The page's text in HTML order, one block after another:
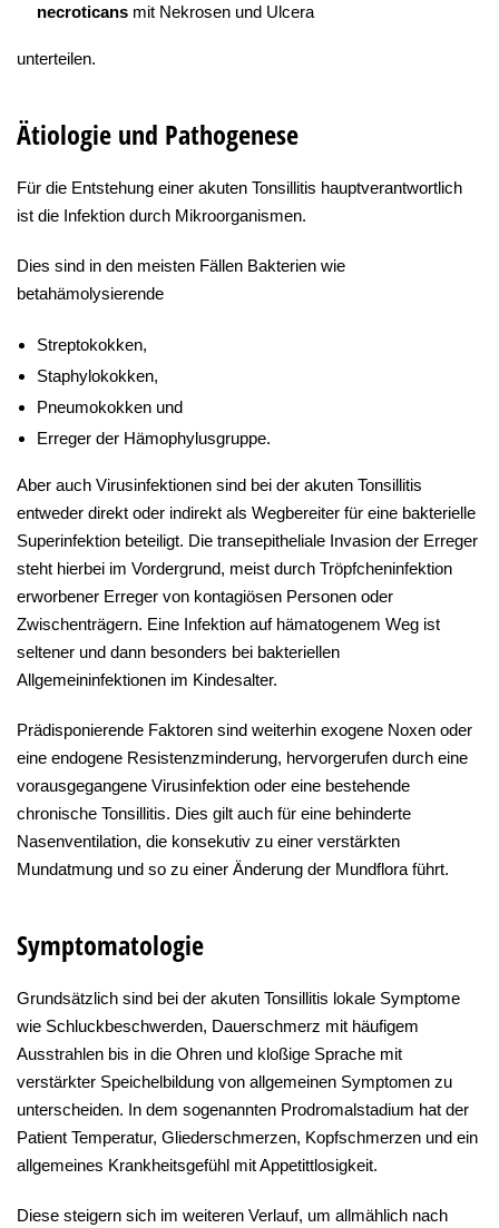
necroticans mit Nekrosen und Ulcera
unterteilen.
Ätiologie und Pathogenese
Für die Entstehung einer akuten Tonsillitis hauptverantwortlich
ist die Infektion durch Mikroorganismen.
Dies sind in den meisten Fällen Bakterien wie
betahämolysierende
Streptokokken,
Staphylokokken,
Pneumokokken und
Erreger der Hämophylusgruppe.
Aber auch Virusinfektionen sind bei der akuten Tonsillitis
entweder direkt oder indirekt als Wegbereiter für eine bakterielle
Superinfektion beteiligt. Die transepitheliale Invasion der Erreger
steht hierbei im Vordergrund, meist durch Tröpfcheninfektion
erworbener Erreger von kontagiösen Personen oder
Zwischenträgern. Eine Infektion auf hämatogenem Weg ist
seltener und dann besonders bei bakteriellen
Allgemeininfektionen im Kindesalter.
Prädisponierende Faktoren sind weiterhin exogene Noxen oder
eine endogene Resistenzminderung, hervorgerufen durch eine
vorausgegangene Virusinfektion oder eine bestehende
chronische Tonsillitis. Dies gilt auch für eine behinderte
Nasenventilation, die konsekutiv zu einer verstärkten
Mundatmung und so zu einer Änderung der Mundflora führt.
Symptomatologie
Grundsätzlich sind bei der akuten Tonsillitis lokale Symptome
wie Schluckbeschwerden, Dauerschmerz mit häufigem
Ausstrahlen bis in die Ohren und kloßige Sprache mit
verstärkter Speichelbildung von allgemeinen Symptomen zu
unterscheiden. In dem sogenannten Prodromalstadium hat der
Patient Temperatur, Gliederschmerzen, Kopfschmerzen und ein
allgemeines Krankheitsgefühl mit Appetittlosigkeit.
Diese steigern sich im weiteren Verlauf, um allmählich nach